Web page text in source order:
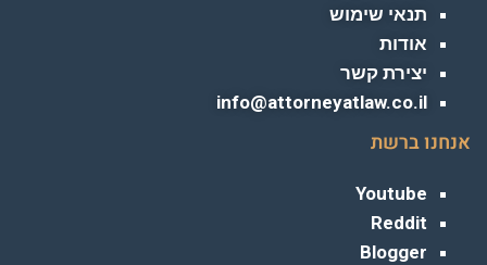
תנאי שימוש
אודות
יצירת קשר
info@attorneyatlaw.co.il
אנחנו ברשת
Youtube
Reddit
Blogger